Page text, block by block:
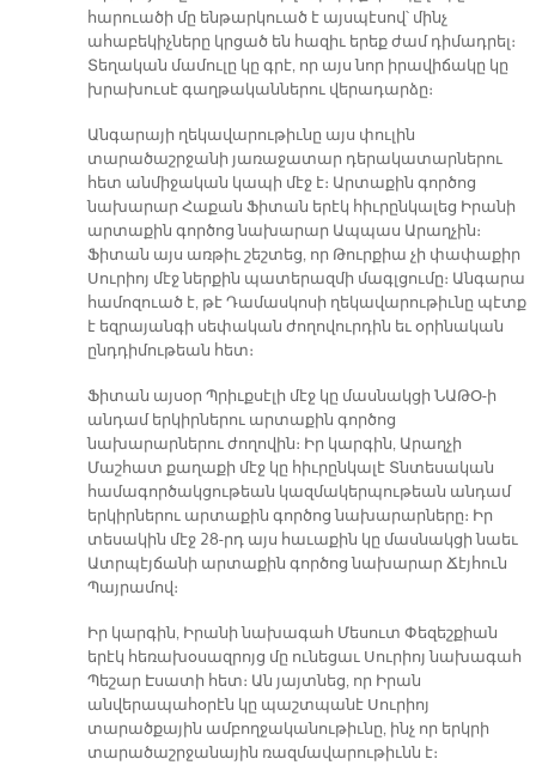
հարուածի մը ենթարկուած է այսպէսով՝ մինչ
ահաբեկիչները կրցած են հազիւ երեք ժամ դիմադրել։
Տեղական մամուլը կը գրէ, որ այս նոր իրավիճակը կը
խրախուսէ գաղթականներու վերադարձը։
Անգարայի ղեկավարութիւնը այս փուլին
տարածաշրջանի յառաջատար դերակատարներու
հետ անմիջական կապի մէջ է։ Արտաքին գործոց
նախարար Հաքան Ֆիտան երէկ հիւրընկալեց Իրանի
արտաքին գործոց նախարար Ապպաս Արաղչին։
Ֆիտան այս առթիւ շեշտեց, որ Թուրքիա չի փափաքիր
Սուրիոյ մէջ ներքին պատերազմի մագլցումը։ Անգարա
համոզուած է, թէ Դամասկոսի ղեկավարութիւնը պէտք
է եզրայանգի սեփական ժողովուրդին եւ օրինական
ընդդիմութեան հետ։
Ֆիտան այսօր Պրիւքսէլի մէջ կը մասնակցի ՆԱԹՕ-ի
անդամ երկիրներու արտաքին գործոց
նախարարներու ժողովին։ Իր կարգին, Արաղչի
Մաշհատ քաղաքի մէջ կը հիւրընկալէ Տնտեսական
համագործակցութեան կազմակերպութեան անդամ
երկիրներու արտաքին գործոց նախարարները։ Իր
տեսակին մէջ 28-րդ այս հաւաքին կը մասնակցի նաեւ
Ատրպէյճանի արտաքին գործոց նախարար Ճէյհուն
Պայրամով։
Իր կարգին, Իրանի նախագահ Մեսուտ Փեզեշքիան
երէկ հեռախօսազրոյց մը ունեցաւ Սուրիոյ նախագահ
Պեշար Էսատի հետ։ Ան յայտնեց, որ Իրան
անվերապահօրէն կը պաշտպանէ Սուրիոյ
տարածքային ամբողջականութիւնը, ինչ որ երկրի
տարածաշրջանային ռազմավարութիւնն է։